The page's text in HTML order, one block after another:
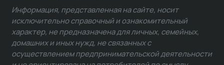
Информация, представленная на сайте, носит
исключительно справочный и ознакомительный
характер, не предназначена для личных, семейных,
домашних и иных нужд, не связанных с
осуществлением предпринимательской деятельности